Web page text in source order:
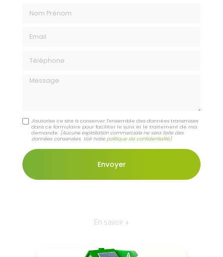
Message
J'autorise ce site à conserver l'ensemble des données transmises
dans ce formulaire pour faciliter le suivi et le traitement de ma
demande. (Aucune exploitation commerciale ne sera faite des
données conservées. Voir notre politique de confidentialité)
En savoir +